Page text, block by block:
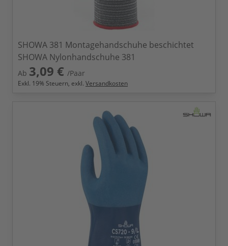
SHOWA 381 Montagehandschuhe beschichtet
SHOWA Nylonhandschuhe 381
Ab 3,09 € /Paar
Exkl. 19% Steuern, exkl. Versandkosten